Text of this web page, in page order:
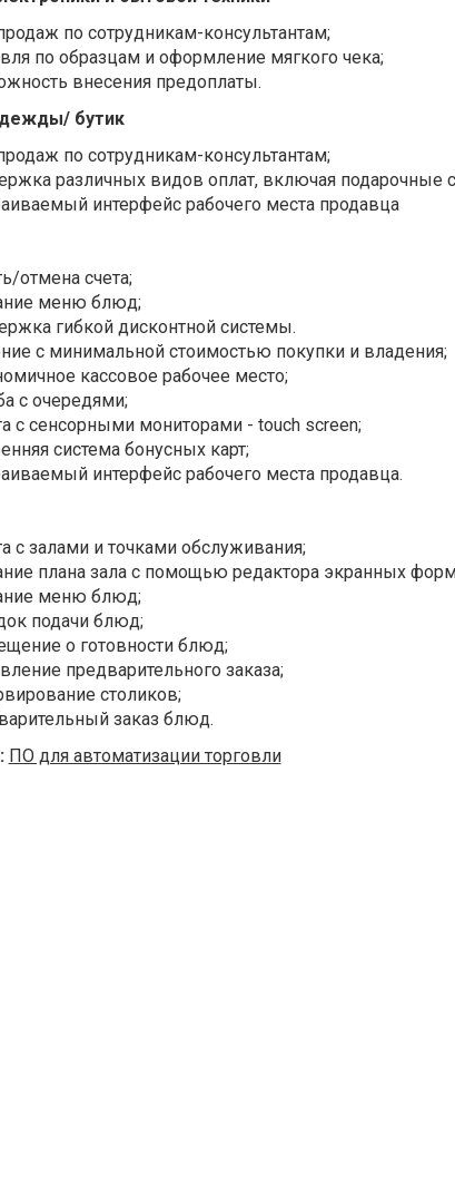
по сотрудникам-консультантам;
по образцам и оформление мягкого чека;
внесения предоплаты.
бутик
по сотрудникам-консультантам;
различных видов оплат, включая подарочные
интерфейс рабочего места продавца
отмена счета;
меню блюд;
гибкой дисконтной системы.
с минимальной стоимостью покупки и владения;
кассовое рабочее место;
с очередями;
с сенсорными мониторами - touch screen;
система бонусных карт;
интерфейс рабочего места продавца.
с залами и точками обслуживания;
плана зала с помощью редактора экранных
меню блюд;
подачи блюд;
о готовности блюд;
предварительного заказа;
столиков;
заказ блюд.
ПО для автоматизации торговли